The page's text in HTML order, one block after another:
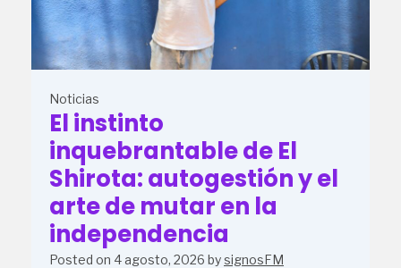
Noticias
El instinto
inquebrantable de El
Shirota: autogestión y el
arte de mutar en la
independencia
Posted on 4 agosto, 2026 bysignosFM